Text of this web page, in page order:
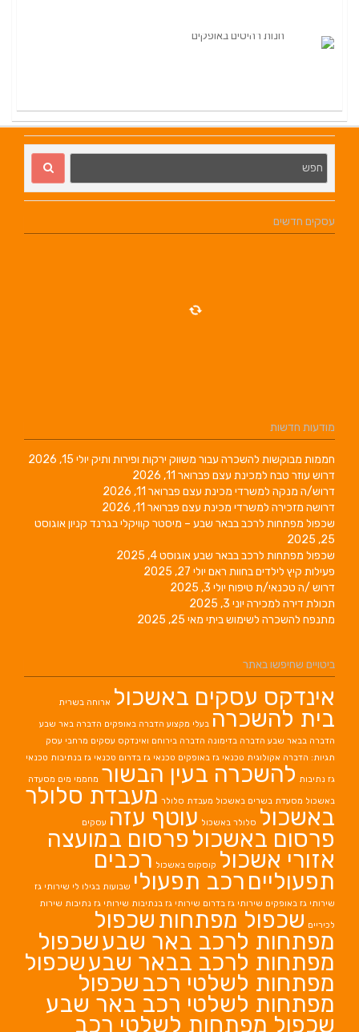
עסקים חדשים
מודעות חדשות
חממות מבוקשות להשכרה עבור משווק ירקות ופירות ותיק יולי 15, 2026
דרוש עוזר טבח למכינת עצם פברואר 11, 2026
דרוש/ה מנקה למשרדי מכינת עצם פברואר 11, 2026
דרושה מזכירה למשרדי מכינת עצם פברואר 11, 2026
שכפול מפתחות לרכב בבאר שבע – מיסטר קוויקלי בגרנד קניוןאוגוסט
25, 2025
שכפול מפתחות לרכב בבאר שבעאוגוסט 4, 2025
פעילות קיץ לילדים בחוות ראם יולי 27, 2025
דרוש /ה טכנאי/ת טיפוח יולי 3, 2025
תכולת דירה למכירה יוני 3, 2025
מתנפח להשכרה לשימוש ביתי מאי 25, 2025
ביטויים שחיפשו באתר
אינדקס עסקים באשכול ארוחה בשרית
בית להשכרה בעלי מקצוע הדברה באופקים הדברה באר שבע
הדברה בבאר שבע הדברה בדימונה הדברה בירוחם ואינדקס עסקים מרחבי עסק
תגיות: הדברה אקולוגית טכנאי גז באופקים טכנאי גז בדרום טכנאי גז בנתיבות טכנאי
גז נתיבות להשכרה בעין הבשור מחממי מים מסעדה
באשכול מסעדת בשרים באשכול מעבדת סלולר מעבדת סלולר
באשכול סלולר באשכול עוטף עזה עסקים
פרסום באשכול פרסום במועצה
אזורי אשכול קוסקוס באשכול רכבים
תפעוליים רכב תפעולי שבועות בגילו לי שירותי גז
שירותי גז באופקים שירותי גז בדרום שירותי גז בנתיבות שירותי גז נתיבות שירות
לכיריים שכפול מפתחות שכפול
מפתחות לרכב באר שבעשכפול
מפתחות לרכב בבאר שבעשכפול
מפתחות לשלטי רכב שכפול
מפתחות לשלטי רכב באר שבע
שכפול מפתחות לשלטי רכב